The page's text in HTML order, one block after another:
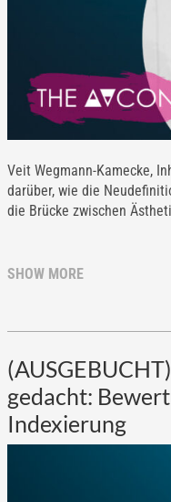
Veit Wegmann-Kamecke,
darüber, wie die
die Brücke zwischen
SHOW MORE
gedacht:
Indexierung